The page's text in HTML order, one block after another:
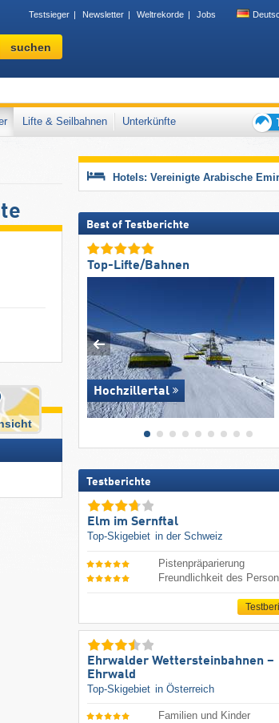
Testsieger Newsletter Weltrekorde Jobs
Skigebiet,
suchen
Lifte & Seilbahnen
Unterkünfte
für
den
Hotels: Vereinigte Arabische
Best of Testberichte
Top-Lifte/Bahnen
Hochzillertal
Testberichte
Elm im Sernftal
Top-Skigebiet in der Schweiz
Pistenpräparierung
Freundlichkeit des
Ehrwalder Wettersteinbahnen –
Ehrwald
Top-Skigebiet in Österreich
Familien und Kinder